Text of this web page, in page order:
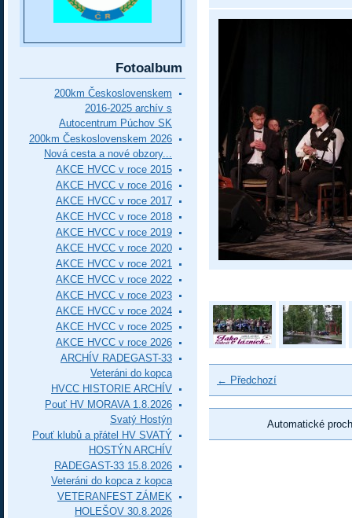
← Předchozí
Automatické
Fotoalbum
200km Československem
2016-2025 archív s
Autocentrum Púchov SK
200km Československem 2026
Nová cesta a nové obzory...
AKCE HVCC v roce 2015
AKCE HVCC v roce 2016
AKCE HVCC v roce 2017
AKCE HVCC v roce 2018
AKCE HVCC v roce 2019
AKCE HVCC v roce 2020
AKCE HVCC v roce 2021
AKCE HVCC v roce 2022
AKCE HVCC v roce 2023
AKCE HVCC v roce 2024
AKCE HVCC v roce 2025
AKCE HVCC v roce 2026
ARCHÍV RADEGAST-33
Veteráni do kopca
HVCC HISTORIE ARCHÍV
Pouť HV MORAVA 1.8.2026
Svatý Hostýn
Pouť klubů a přátel HV SVATÝ
HOSTÝN ARCHÍV
RADEGAST-33 15.8.2026
Veteráni do kopca z kopca
VETERANFEST ZÁMEK
HOLEŠOV 30.8.2026